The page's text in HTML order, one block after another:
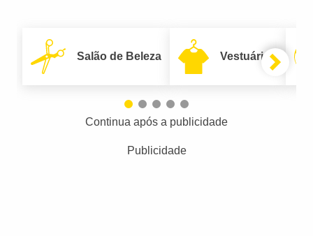
Salão de Beleza Vestuário
Continua após a publicidade
Publicidade